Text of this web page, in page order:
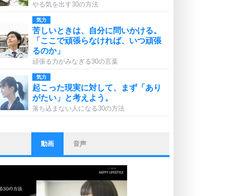
やる気を出す30の方法
気力
苦しいときは、自分に問いかける。
「ここで頑張らなければ、いつ頑張
るのか」
頑張る力がみなぎる30の言葉
気力
起こった現実に対して、まず「あり
がたい」と考えよう。
落ち込まない人になる30の方法
ストレス対策
他人と比べない。
いっそのこと、他人を見ない。
動画 音声